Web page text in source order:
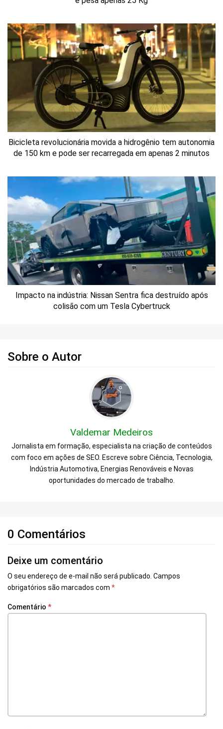
Bicicleta revolucionária movida a hidrogênio tem autonomia
de 150 km e pode ser recarregada em apenas 2 minutos
Impacto na indústria: Nissan Sentra fica destruído após
colisão com um Tesla Cybertruck
Sobre o Autor
Valdemar Medeiros
Jornalista em formação, especialista na criação de conteúdos
com foco em ações de SEO. Escreve sobre Ciência, Tecnologia,
Indústria Automotiva, Energias Renováveis e Novas
oportunidades do mercado de trabalho.
0 Comentários
Deixe um comentário
O seu endereço de e-mail não será publicado. Campos
obrigatórios são marcados com *
Comentário *